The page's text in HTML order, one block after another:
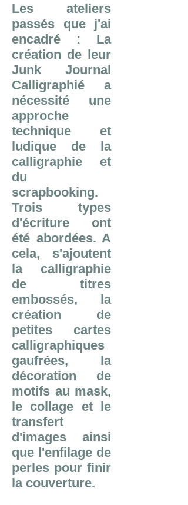
Les ateliers
passés que j'ai
encadré : La
création de leur
Junk Journal
Calligraphié a
nécessité une
approche
technique et
ludique de la
calligraphie et
du
scrapbooking.
Trois types
d'écriture ont
été abordées. A
cela, s'ajoutent
la calligraphie
de titres
embossés, la
création de
petites cartes
calligraphiques
gaufrées, la
décoration de
motifs au mask,
le collage et le
transfert
d'images ainsi
que l'enfilage de
perles pour finir
la couverture.